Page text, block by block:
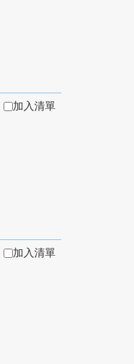
加入清單
加入清單